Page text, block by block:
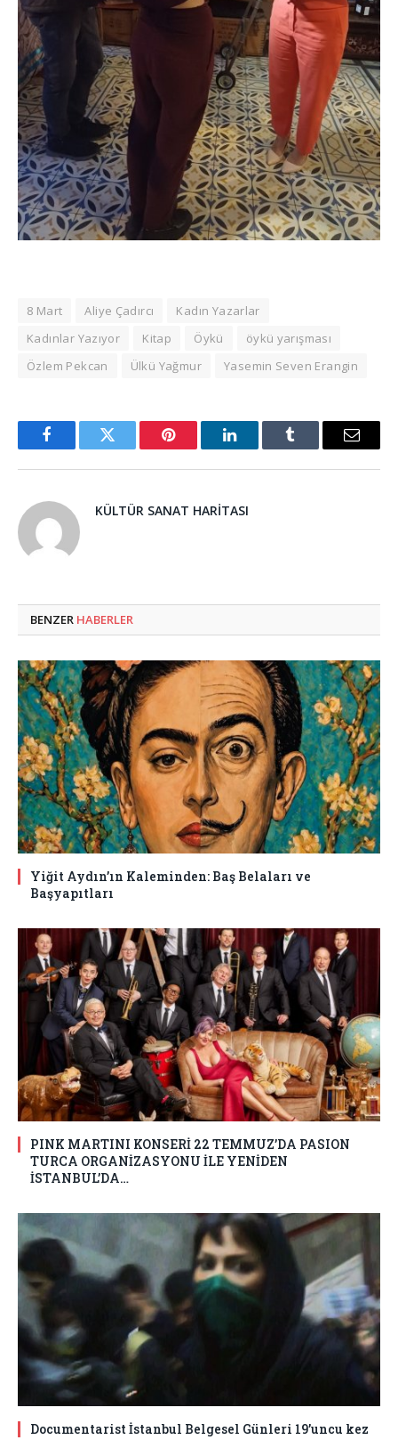
8 Mart Aliye Çadırcı
Kadın Yazarlar
Kadınlar Yazıyor
Kitap Öykü
öykü yarışması
Özlem Pekcan
Ülkü Yağmur Yasemin Seven Erangin
FacebookTwitter Pinterest LinkedInTumblr Email
KÜLTÜR SANAT HARITASI
BENZER HABERLER
Yiğit Aydın’ın Kaleminden: Baş Belaları ve
Başyapıtları
PINK MARTINI KONSERİ 22 TEMMUZ’DA PASION
TURCA ORGANİZASYONU İLE YENİDEN
İSTANBUL’DA…
Documentarist İstanbul Belgesel Günleri 19’uncu kez